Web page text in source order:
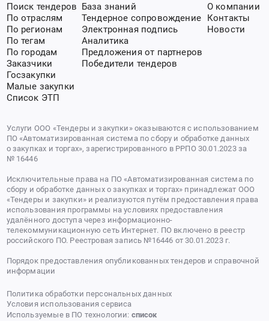
Поиск тендеров
По отраслям
По регионам
По тегам
По городам
Заказчики
Госзакупки
Малые закупки
Список ЭТП
База знаний
Тендерное сопровождение
Электронная подпись
Аналитика
Предложения от партнеров
Победители тендеров
О компании
Контакты
Новости
Услуги ООО «Тендеры и закупки» оказываются с использованием
ПО «Автоматизированная система по сбору и обработке данных
о закупках и торгах», зарегистрированного в РРПО 30.01.2023 за
№ 16446
Исключительные права на ПО «Автоматизированная система по
сбору и обработке данных о закупках и торгах» принадлежат ООО
«Тендеры и закупки» и реализуются путём предоставления права
использования программы на условиях предоставления
удалённого доступа через информационно-
телекоммуникационную сеть Интернет. ПО включено в реестр
российского ПО. Реестровая запись №16446 от 30.01.2023 г.
Порядок предоставления опубликованных тендеров и справочной
информации
Политика обработки персональных данных
Условия использования сервиса
Используемые в ПО технологии: список